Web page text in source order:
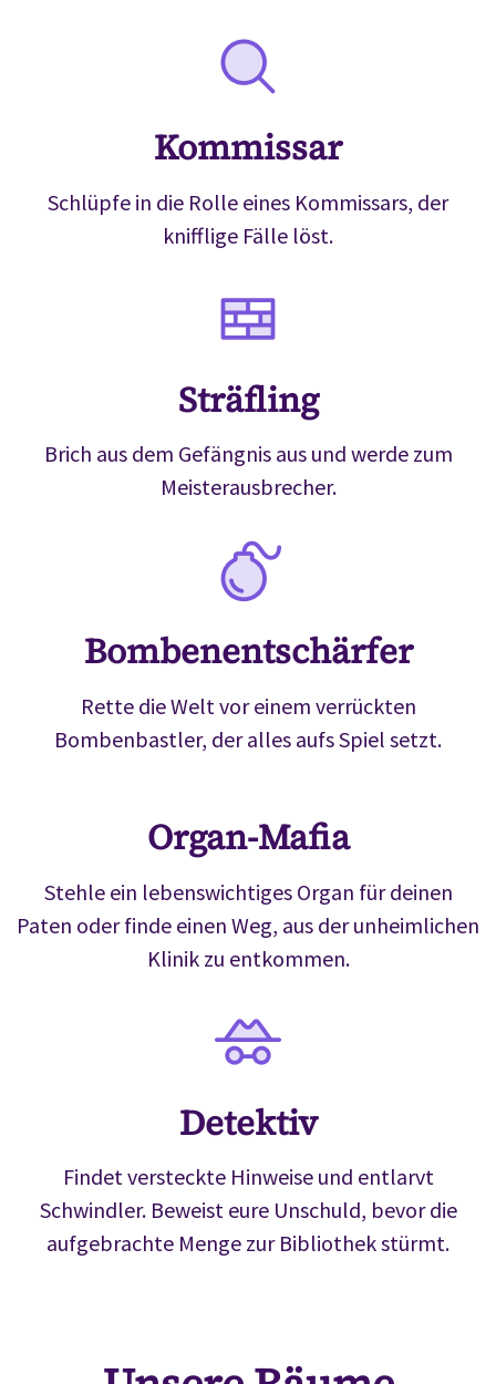
Kommissar
Schlüpfe in die Rolle eines Kommissars, der
knifflige Fälle löst.
Sträfling
Brich aus dem Gefängnis aus und werde zum
Meisterausbrecher.
Bombenentschärfer
Rette die Welt vor einem verrückten
Bombenbastler, der alles aufs Spiel setzt.
Organ-Mafia
Stehle ein lebenswichtiges Organ für deinen
Paten oder finde einen Weg, aus der unheimlichen
Klinik zu entkommen.
Detektiv
Findet versteckte Hinweise und entlarvt
Schwindler. Beweist eure Unschuld, bevor die
aufgebrachte Menge zur Bibliothek stürmt.